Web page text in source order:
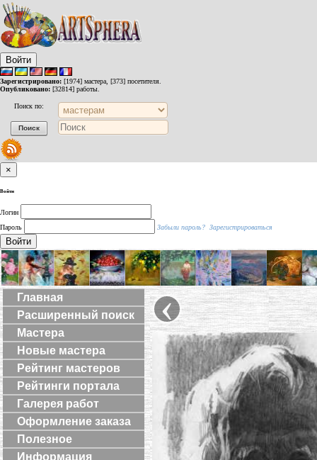
Войти
Зарегистрировано: [1974] мастера, [373] посетителя.
Опубликовано: [32814] работы.
Поиск по:
×
Войти
Логин
Пароль
Забыли пароль? Зарегистрироваться
Войти
Главная
Расширенный поиск
Мастера
Новые мастера
Рейтинг мастеров
Рейтинги портала
Галерея работ
Оформление заказа
Полезное
Информация
‹